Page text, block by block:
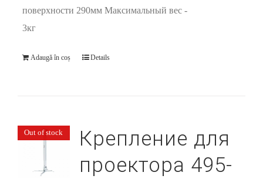
поверхности 290мм Максимальный вес -
3кг
Adaugă în coș Details
Out of stock
Крепление для
проектора 495-